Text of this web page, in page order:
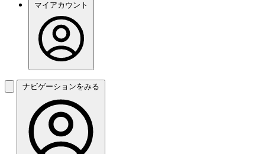
マイアカウント
ナビゲーションをみる